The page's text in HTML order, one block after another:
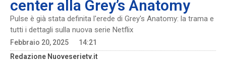
center alla Grey’s Anatomy
Pulse è già stata definita l'erede di Grey's Anatomy: la trama e
tutti i dettagli sulla nuova serie Netflix
Febbraio 20, 2025
14:21
Redazione Nuoveserietv.it